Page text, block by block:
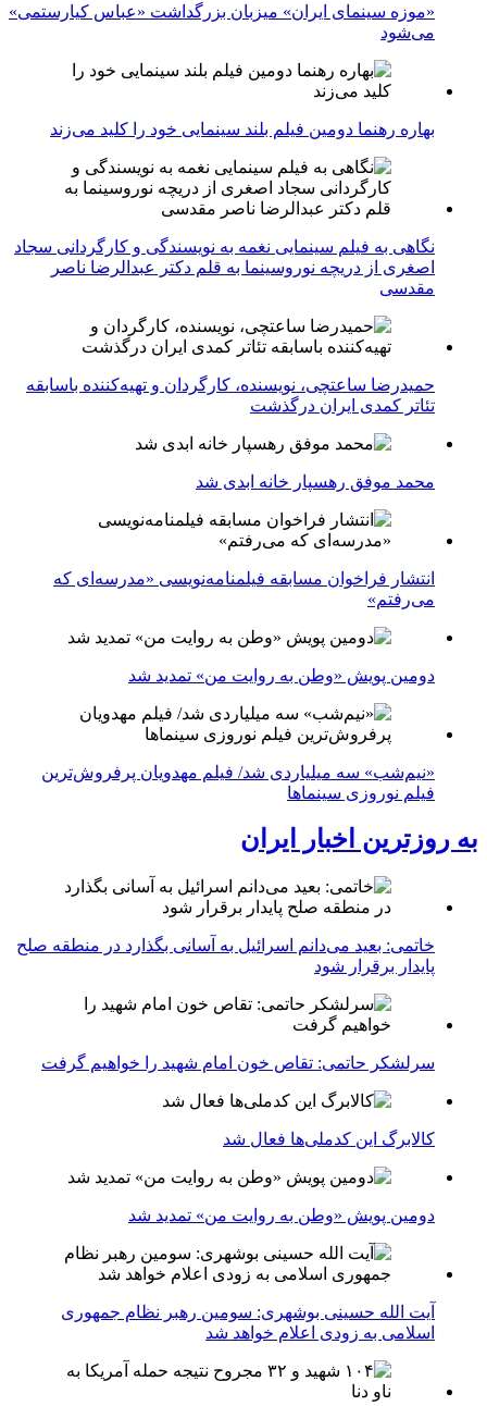
«موزه سینمای ایران» میزبان بزرگداشت «عباس کیارستمی»
می‌شود
بهاره رهنما دومین فیلم بلند سینمایی خود را کلید می‌زند
نگاهی به فیلم سینمایی نغمه به نویسندگی و کارگردانی سجاد
اصغری از دریچه نوروسینما به قلم دکتر عبدالرضا ناصر
مقدسی
حمیدرضا ساعتچی، نویسنده، کارگردان و تهیه‌کننده باسابقه
تئاتر کمدی ایران درگذشت
محمد موفق رهسپار خانه ابدی شد
انتشار فراخوان مسابقه فیلمنامه‌نویسی «مدرسه‌ای که
می‌رفتم»
دومین پویش «وطن به روایت من» تمدید شد
«نیم‌شب» سه میلیاردی شد/ فیلم مهدویان پرفروش‌ترین
فیلم نوروزی سینماها
به روزترین اخبار ایران
خاتمی: بعید می‌دانم اسرائیل به آسانی بگذارد در منطقه صلح
پایدار برقرار شود
سرلشکر حاتمی: تقاص خون امام شهید را خواهیم گرفت
کالابرگ این کدملی‌ها فعال شد
دومین پویش «وطن به روایت من» تمدید شد
آیت الله حسینی بوشهری: سومین رهبر نظام جمهوری
اسلامی به زودی اعلام خواهد شد